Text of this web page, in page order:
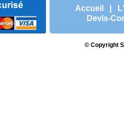
Accueil
Devis-
© Copyright